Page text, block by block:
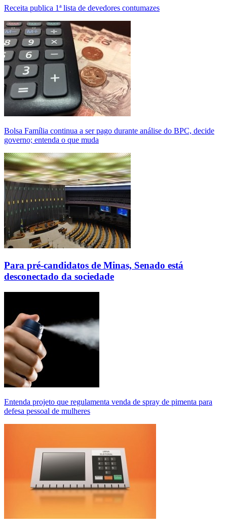
Receita publica 1ª lista de devedores contumazes
Bolsa Família continua a ser pago durante análise do BPC, decide
governo; entenda o que muda
Para pré-candidatos de Minas, Senado está
desconectado da sociedade
Entenda projeto que regulamenta venda de spray de pimenta para
defesa pessoal de mulheres